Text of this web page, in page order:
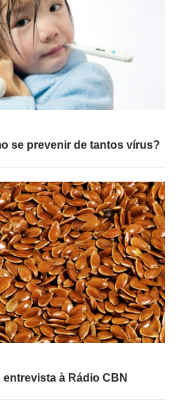
se prevenir de tantos vírus?
à Rádio CBN